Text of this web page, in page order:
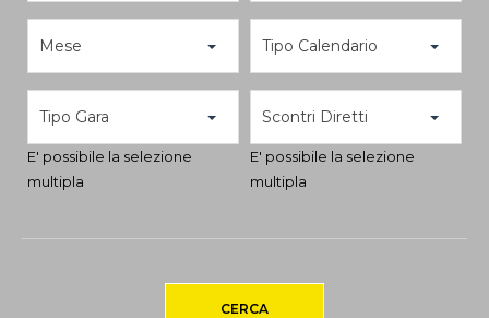
Mese Tipo Calendario
Tipo Gara
E' possibile la selezione
multipla
Scontri Diretti
E' possibile la selezione
multipla
CERCA